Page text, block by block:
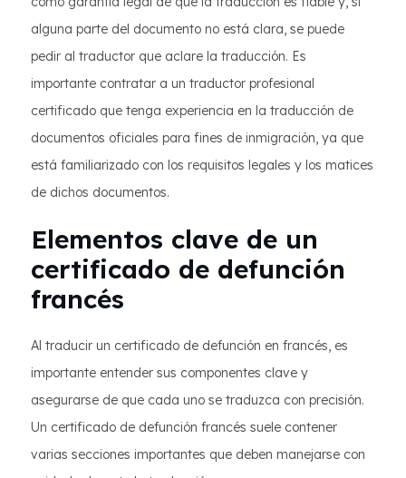
alguna parte del documento no está clara, se puede
pedir al traductor que aclare la traducción. Es
importante contratar a un traductor profesional
certificado que tenga experiencia en la traducción de
documentos oficiales para fines de inmigración, ya que
está familiarizado con los requisitos legales y los matices
de dichos documentos.
Elementos clave de un
certificado de defunción
francés
Al traducir un certificado de defunción en francés, es
importante entender sus componentes clave y
asegurarse de que cada uno se traduzca con precisión.
Un certificado de defunción francés suele contener
varias secciones importantes que deben manejarse con